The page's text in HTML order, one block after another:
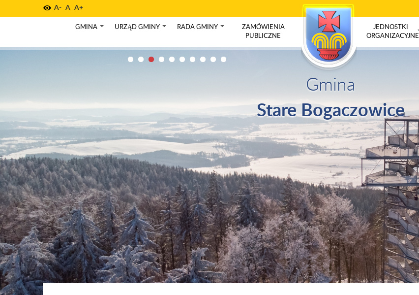
A- A A+
GMINA URZĄD GMINY RADA GMINY
ZAMÓWIENIA
PUBLICZNE
JEDNOSTKI
ORGANIZACYJNE
Gmina
Stare Bogaczowice